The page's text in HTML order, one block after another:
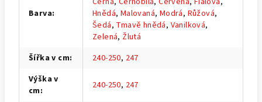
Barva:
Hnědá, Malovaná, Modrá, Růžová,
Šedá, Tmavě hnědá, Vanilková,
Zelená, Žlutá
Šířka v cm: 240-250, 247
Výška v
cm: 240-250, 247